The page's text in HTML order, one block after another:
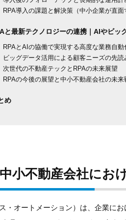
RPA導入の課題と解決策（中小企業が直面
と最新テクノロジーの連携｜AIやビッ
RPAとAIの協働で実現する高度な業務自動
ビッグデータ活用による顧客ニーズの先読
次世代の不動産テックとRPAの未来展望
RPAの今後の展望と中小不動産会社の未来
め
小不動産会社にお
・オートメーション）は、企業に